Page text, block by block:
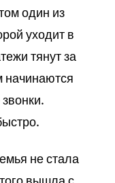
один из
уходит в
тянут за
начинаются
не стала